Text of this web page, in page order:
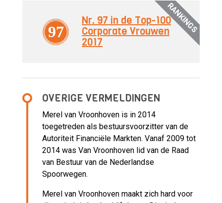
RANKINGS
97
Nr. 97 in de Top-100
Corporate Vrouwen
2017
OVERIGE VERMELDINGEN
Merel van Vroonhoven is in 2014
toegetreden als bestuursvoorzitter van de
Autoriteit Financiële Markten. Vanaf 2009 tot
2014 was Van Vroonhoven lid van de Raad
van Bestuur van de Nederlandse
Spoorwegen.
Merel van Vroonhoven maakt zich hard voor